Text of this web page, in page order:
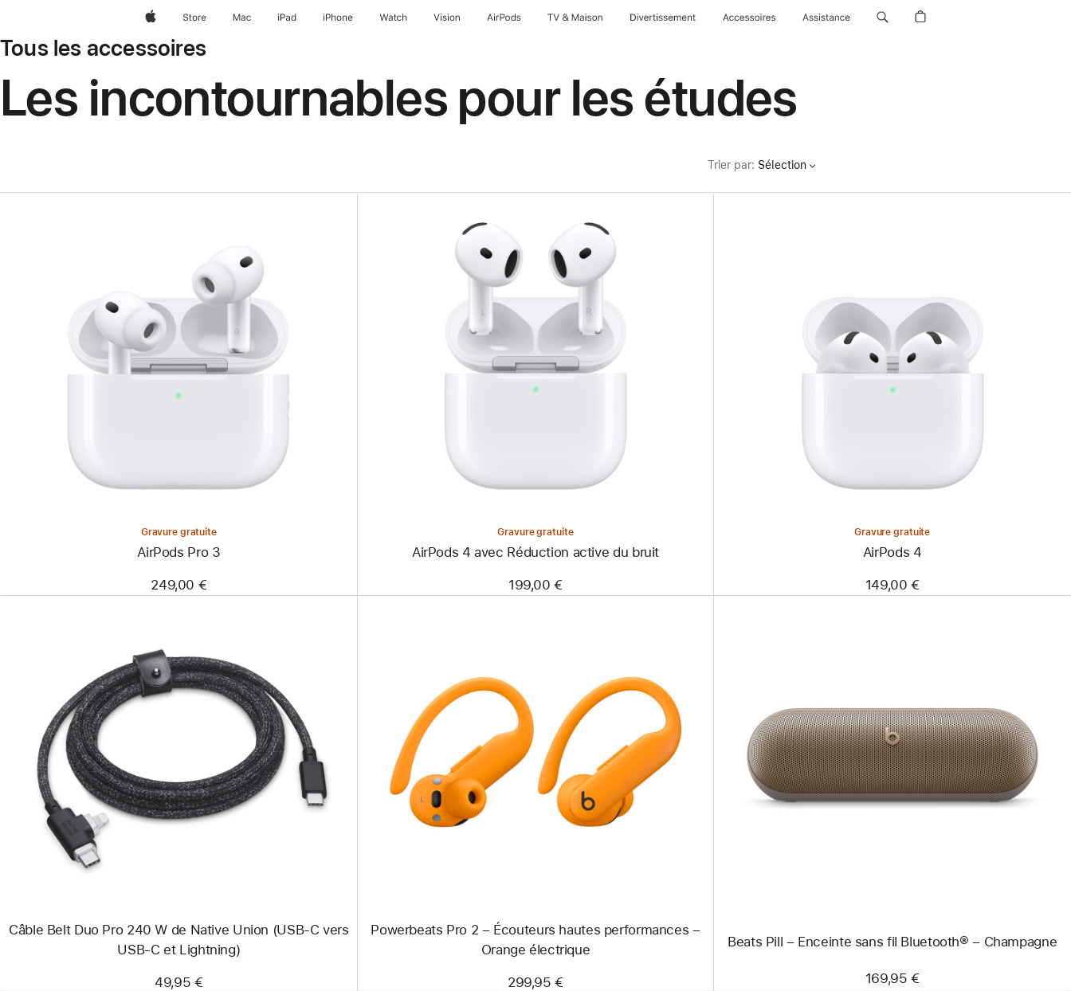
AppleStore Mac iPad iPhone Watch Vision AirPods TV & Maison Divertissements Accessoires Assistance
Tous les accessoires
Les incontournables pour les études
Trier par: Sélection
Gravure gratuite
AirPods Pro 3
249,00 €
Gravure gratuite
AirPods 4 avec Réduction active du bruit
199,00 €
Gravure gratuite
AirPods 4
149,00 €
Câble
Belt
Duo
Pro
C
et
Lightning)
Câble Belt Duo Pro 240 W de Native Union (USB-C vers
USB-C et Lightning)
49,95 €
Précédent
Image
-
Powerbeats Pro 2
Écouteurs
Powerbeats Pro 2 – Écouteurs hautes performances –
Orange électrique
299,95 €
Précédent
Image
-
Beats
Pill
–
Beats Pill – Enceinte sans fil Bluetooth® – Champagne
169,95 €